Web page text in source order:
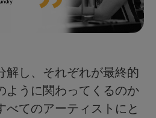
解し、それぞれが最終的
ように関わってくるのか
べてのアーティストにと